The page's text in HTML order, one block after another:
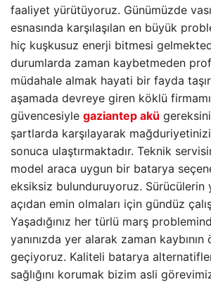
faaliyet yürütüyoruz. Günümüzde
esnasında karşılaşılan en büyük
hiç kuşkusuz enerji bitmesi
durumlarda zaman kaybetmeden
müdahale almak hayati bir fayda
aşamada devreye giren köklü
güvencesiyle gaziantep akü
şartlarda karşılayarak
sonuca ulaştırmaktadır. Teknik
model araca uygun bir batarya
eksiksiz bulunduruyoruz. Sürücülerin
açıdan emin olmaları için gündüz
Yaşadığınız her türlü marş
yanınızda yer alarak zaman
geçiyoruz. Kaliteli batarya
sağlığını korumak bizim asli